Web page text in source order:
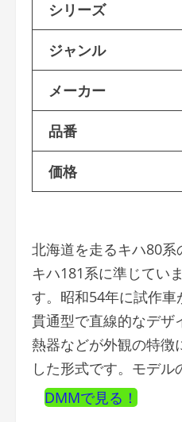
シリーズ
ジャンル
メーカー
品番
価格
北海道を走るキハ80
キハ181系に準じてい
す。昭和54年に試作
貫通型で直線的なデザ
熱器などが外観の特徴
した形式です。モデル
DMMで見る！